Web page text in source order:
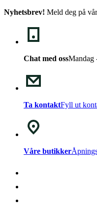
Nyhetsbrev! Meld deg på
Chat med ossMandag
Ta kontaktFyll ut
Våre butikker